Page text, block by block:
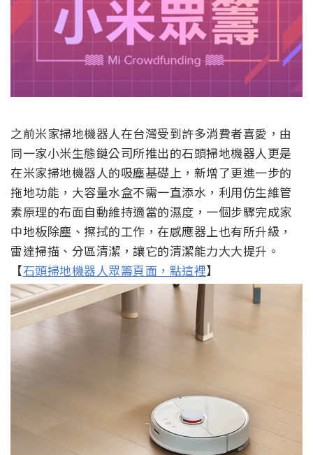
之前米家掃地機器人在台灣受到許多消費者喜愛，由
同一家小米生態鏈公司所推出的石頭掃地機器人更是
在米家掃地機器人的吸塵基礎上，新增了更進一步的
拖地功能，大容量水盒不需一直添水，利用仿生維管
素原理的布面自動維持適當的濕度，一個步驟完成家
中地板除塵、擦拭的工作，在感應器上也有所升級，
雷達掃描、分區清潔，讓它的清潔能力大大提升。
【石頭掃地機器人眾籌頁面，點這裡】